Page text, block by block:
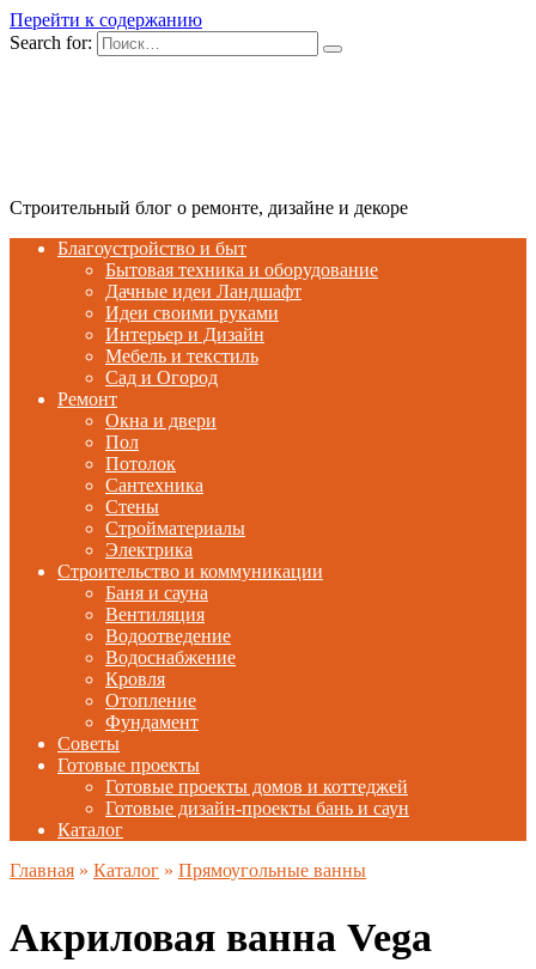
Перейти к содержанию
Search for:
Строительный блог о ремонте, дизайне и декоре
Благоустройство и быт
Бытовая техника и оборудование
Дачные идеи Ландшафт
Идеи своими руками
Интерьер и Дизайн
Мебель и текстиль
Сад и Огород
Ремонт
Окна и двери
Пол
Потолок
Сантехника
Стены
Стройматериалы
Электрика
Строительство и коммуникации
Баня и сауна
Вентиляция
Водоотведение
Водоснабжение
Кровля
Отопление
Фундамент
Советы
Готовые проекты
Готовые проекты домов и коттеджей
Готовые дизайн-проекты бань и саун
Каталог
Главная » Каталог » Прямоугольные ванны
Акриловая ванна Vega